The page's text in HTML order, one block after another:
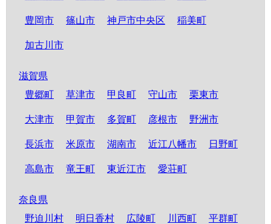
豊岡市 篠山市 神戸市中央区 稲美町
加古川市
滋賀県
豊郷町
草津市 甲良町 守山市 栗東市
大津市 甲賀市 多賀町 彦根市 野洲市
長浜市 米原市 湖南市 近江八幡市 日野町
高島市 竜王町 東近江市 愛荘町
奈良県
野迫川村
明日香村 広陵町 川西町 平群町